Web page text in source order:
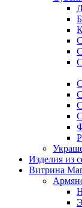
Изделия из
Витрина